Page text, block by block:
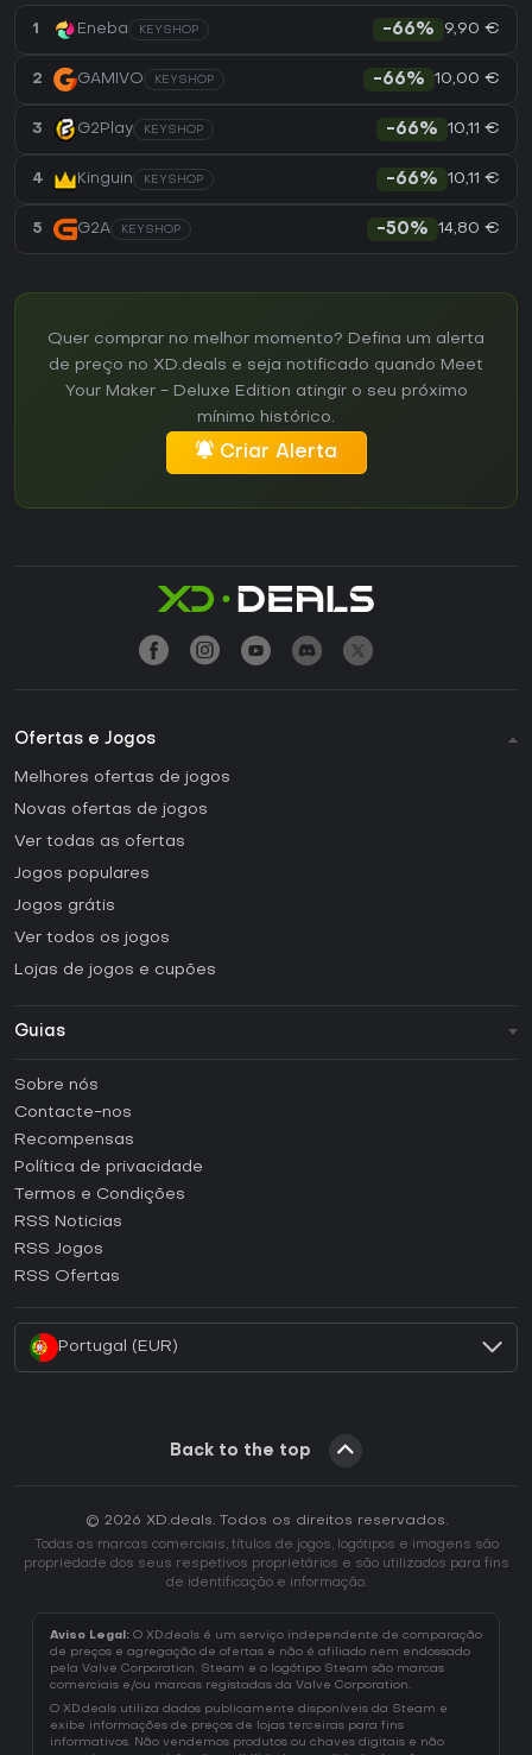
1 Eneba KEYSHOP -66% 9,90 €
2 GAMIVO KEYSHOP -66% 10,00 €
3 G2Play KEYSHOP -66% 10,11 €
4 Kinguin KEYSHOP -66% 10,11 €
5 G2A KEYSHOP -50% 14,80 €
Quer comprar no melhor momento? Defina um alerta
de preço no XD.deals e seja notificado quando Meet
Your Maker - Deluxe Edition atingir o seu próximo
mínimo histórico.
Criar Alerta
Ofertas e Jogos
Melhores ofertas de jogos
Novas ofertas de jogos
Ver todas as ofertas
Jogos populares
Jogos grátis
Ver todos os jogos
Lojas de jogos e cupões
Guias
Como ativar uma CD Key Steam?
Como ativar uma CD Key Epic Games?
Como ativar uma CD Key GOG?
Como ativar uma CD Key Ubisoft Connect?
Como ativar uma CD Key EA App?
Sobre nós
Contacte-nos
Recompensas
Política de privacidade
Termos e Condições
RSS Noticias
RSS Jogos
RSS Ofertas
Portugal (EUR)
Back to the top
© 2026 XD.deals. Todos os direitos reservados.
Todas as marcas comerciais, títulos de jogos, logótipos e imagens são
propriedade dos seus respetivos proprietários e são utilizados para fins
de identificação e informação.
Aviso Legal: O XD.deals é um serviço independente de comparação
de preços e agregação de ofertas e não é afiliado nem endossado
pela Valve Corporation. Steam e o logótipo Steam são marcas
comerciais e/ou marcas registadas da Valve Corporation.
O XD.deals utiliza dados publicamente disponíveis da Steam e
exibe informações de preços de lojas terceiras para fins
informativos. Não vendemos produtos ou chaves digitais e não